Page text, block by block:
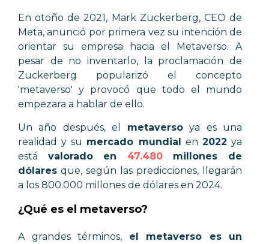
En otoño de 2021, Mark Zuckerberg, CEO de
Meta, anunció por primera vez su intención de
orientar su empresa hacia el Metaverso. A
pesar de no inventarlo, la proclamación de
Zuckerberg popularizó el concepto
'metaverso' y provocó que todo el mundo
empezara a hablar de ello.
Un año después, el metaversoya es una
realidad y su mercado mundial en 2022 ya
está valorado en 47.480millones de
dólares que, según las predicciones, llegarán
a los 800.000 millones de dólares en 2024.
¿Qué es el metaverso?
A grandes términos, el metaverso es un